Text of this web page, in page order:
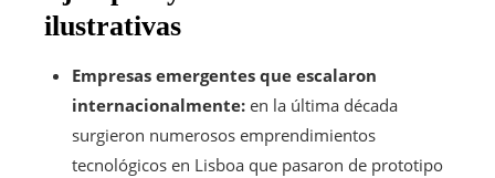
ilustrativas
Empresas emergentes que escalaron
internacionalmente: en la última década
surgieron numerosos emprendimientos
tecnológicos en Lisboa que pasaron de prototipo